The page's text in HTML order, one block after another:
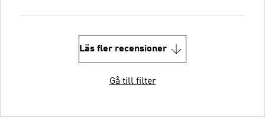
Läs fler recensioner
Gå till filter